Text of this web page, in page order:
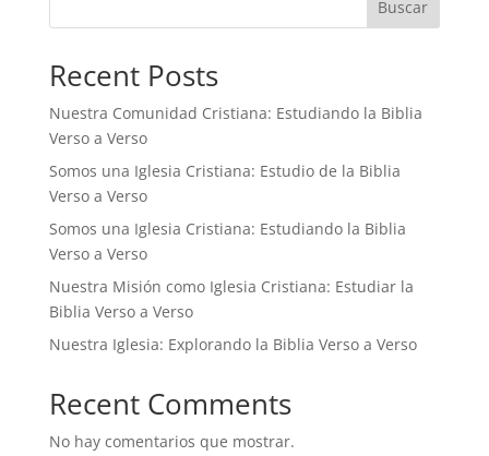
Buscar
Recent Posts
Nuestra Comunidad Cristiana: Estudiando la Biblia
Verso a Verso
Somos una Iglesia Cristiana: Estudio de la Biblia
Verso a Verso
Somos una Iglesia Cristiana: Estudiando la Biblia
Verso a Verso
Nuestra Misión como Iglesia Cristiana: Estudiar la
Biblia Verso a Verso
Nuestra Iglesia: Explorando la Biblia Verso a Verso
Recent Comments
No hay comentarios que mostrar.